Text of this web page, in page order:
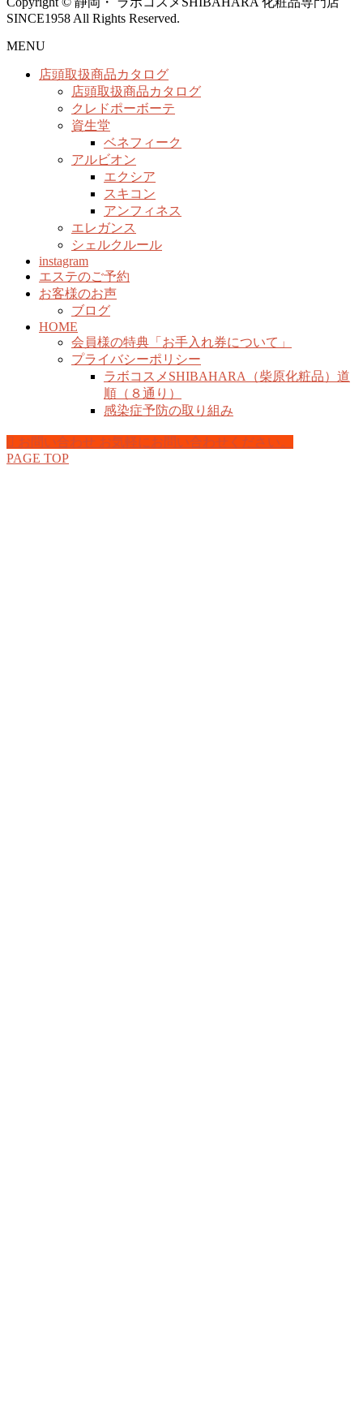
SINCE1958 All Rights Reserved.
MENU
店頭取扱商品カタログ
店頭取扱商品カタログ
クレドポーボーテ
資生堂
ベネフィーク
アルビオン
エクシア
スキコン
アンフィネス
エレガンス
シェルクルール
instagram
エステのご予約
お客様のお声
ブログ
HOME
会員様の特典「お手入れ券について」
プライバシーポリシー
ラボコスメSHIBAHARA（柴原化粧品）道
順（８通り）
感染症予防の取り組み
お問い合わせ お気軽にお問い合わせください。
PAGE TOP